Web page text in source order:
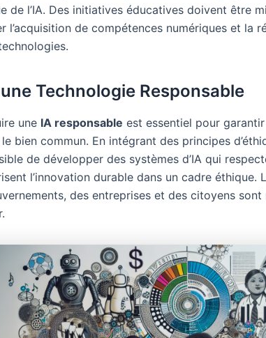
de l’IA. Des initiatives éducatives doivent être
l’acquisition de compétences numériques et la
Technologie Responsable
une IA responsable est essentiel pour
bien commun. En intégrant des principes
de développer des systèmes d’IA qui
l’innovation durable dans un cadre éthique.
des entreprises et des citoyens sont